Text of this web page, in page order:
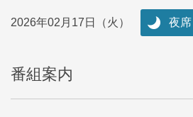
2026年02月17日（火） 夜席
番組案内